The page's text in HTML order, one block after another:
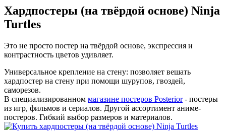
Хардпостеры (на твёрдой основе) Ninja
Turtles
Это не просто постер на твёрдой основе, экспрессия и
контрастность цветов удивляет.
Универсальное крепление на стену: позволяет вешать
хардпостер на стену при помощи шурупов, гвоздей,
саморезов.
В специализированном магазине постеров Posterior- постеры
из игр, фильмов и сериалов. Другой ассортимент аниме-
постеров. Гибкий выбор размеров и материалов.